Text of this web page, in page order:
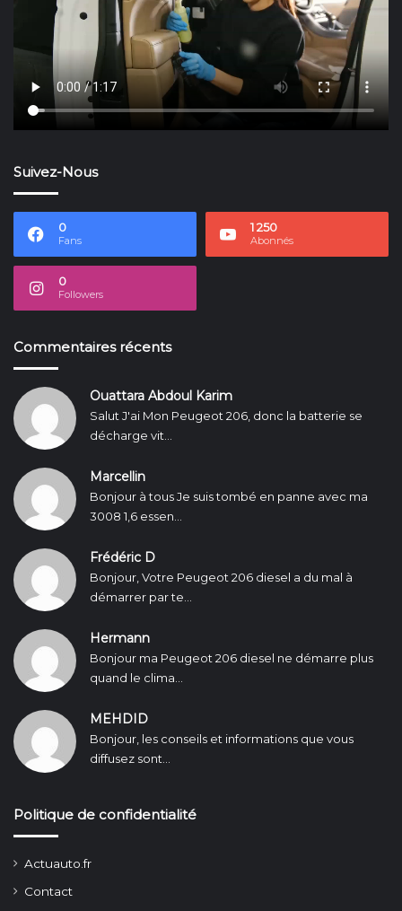
Suivez-Nous
0
Fans
1 250
Abonnés
0
Followers
Commentaires récents
Ouattara Abdoul Karim
Salut J'ai Mon Peugeot 206, donc la batterie se
décharge vit...
Marcellin
Bonjour à tous Je suis tombé en panne avec ma
3008 1,6 essen...
Frédéric D
Bonjour, Votre Peugeot 206 diesel a du mal à
démarrer par te...
Hermann
Bonjour ma Peugeot 206 diesel ne démarre plus
quand le clima...
MEHDID
Bonjour, les conseils et informations que vous
diffusez sont...
Politique de confidentialité
Actuauto.fr
Contact